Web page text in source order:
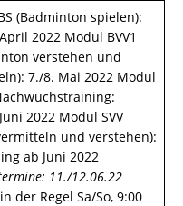
(Badminton spielen):
2022 Modul BVV1
verstehen und
7./8. Mai 2022 Modul
2022 Modul SVV
und verstehen):
ab Juni 2022
11./12.06.22
der Regel Sa/So, 9:00